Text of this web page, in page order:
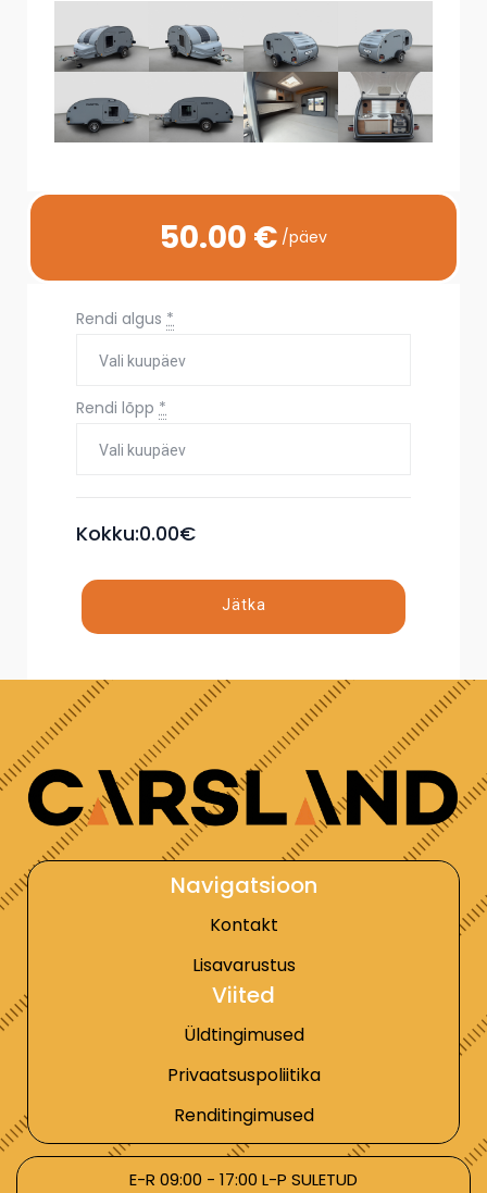
50.00 € /päev
Rendi algus *
Rendi lõpp *
Kokku:0.00€
Jätka
Navigatsioon
Kontakt
Lisavarustus
Viited
Üldtingimused
Privaatsuspoliitika
Renditingimused
E-R 09:00 - 17:00 L-P SULETUD